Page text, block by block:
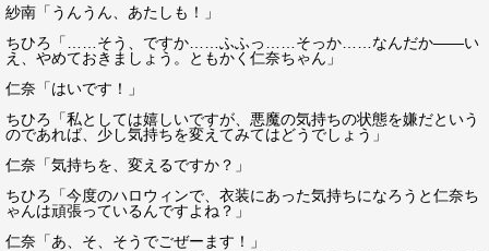
紗南「うんうん、あたしも！」
ちひろ「……そう、ですか……ふふっ……そっか……なんだか――い
え、やめておきましょう。ともかく仁奈ちゃん」
仁奈「はいです！」
ちひろ「私としては嬉しいですが、悪魔の気持ちの状態を嫌だという
のであれば、少し気持ちを変えてみてはどうでしょう」
仁奈「気持ちを、変えるですか？」
ちひろ「今度のハロウィンで、衣装にあった気持ちになろうと仁奈ち
ゃんは頑張っているんですよね？」
仁奈「あ、そ、そうでごぜーます！」